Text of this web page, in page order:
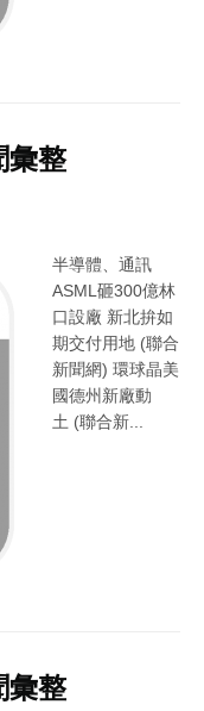
彙整
半導體、通訊
ASML砸300億林
口設廠 新北拚如
期交付用地 (聯合
新聞網) 環球晶美
國德州新廠動
土 (聯合新...
彙整